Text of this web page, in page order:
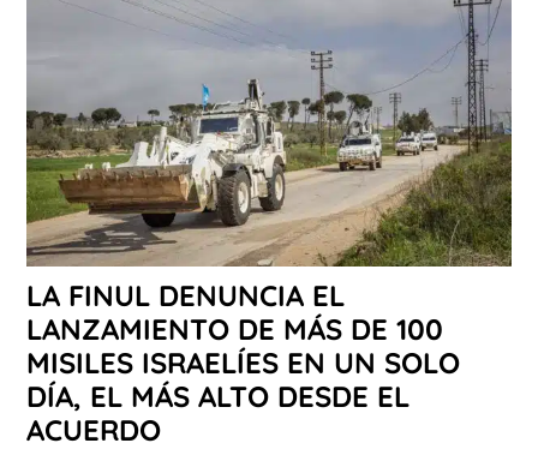
LA FINUL DENUNCIA EL
LANZAMIENTO DE MÁS DE 100
MISILES ISRAELÍES EN UN SOLO
DÍA, EL MÁS ALTO DESDE EL
ACUERDO